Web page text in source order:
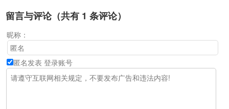
留言与评论（共有 1 条评论）
昵称：
匿名发表 登录账号